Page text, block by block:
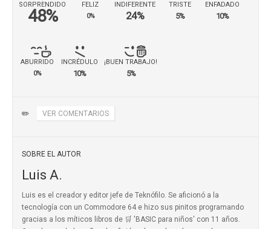
SORPRENDIDO
48%
FELIZ
0%
INDIFERENTE
24%
TRISTE
5%
ENFADADO
10%
ABURRIDO
0%
INCRÉDULO
10%
¡BUEN TRABAJO!
5%
✏️ VER COMENTARIOS
SOBRE EL AUTOR
Luis A.
Luis es el creador y editor jefe de Teknófilo. Se aficionó a la
tecnología con un Commodore 64 e hizo sus pinitos programando
gracias a los míticos libros de 🛒 'BASIC para niños' con 11 años.